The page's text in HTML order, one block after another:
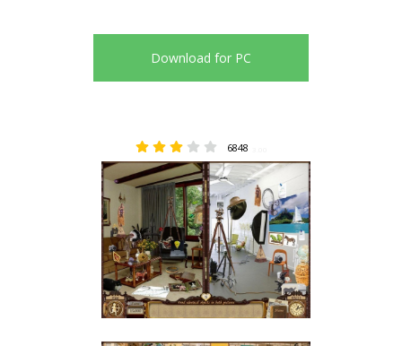
Download for PC
6848